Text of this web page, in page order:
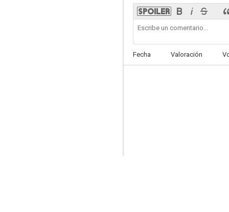
Capa Negra
--
Fecha Valoración